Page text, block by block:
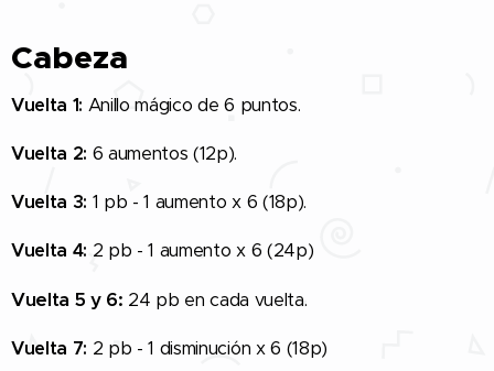
Cabeza
Vuelta 1: Anillo mágico de 6 puntos.
Vuelta 2: 6 aumentos (12p).
Vuelta 3: 1 pb - 1 aumento x 6 (18p).
Vuelta 4: 2 pb - 1 aumento x 6 (24p)
Vuelta 5 y 6: 24 pb en cada vuelta.
Vuelta 7: 2 pb - 1 disminución x 6 (18p)